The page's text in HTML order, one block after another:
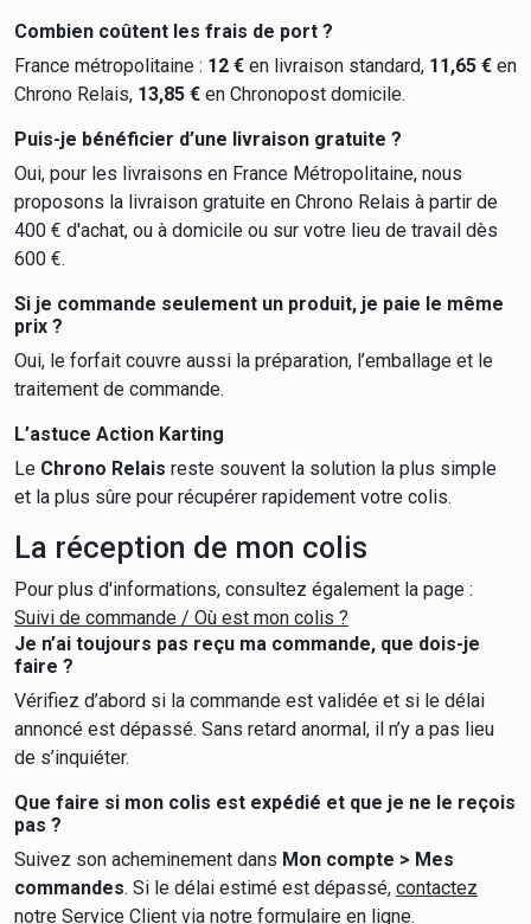
Combien coûtent les frais de port ?
France métropolitaine : 12 € en livraison standard, 11,65 € en
Chrono Relais, 13,85 € en Chronopost domicile.
Puis-je bénéficier d’une livraison gratuite ?
Oui, pour les livraisons en France Métropolitaine, nous
proposons la livraison gratuite en Chrono Relais à partir de
400 € d'achat, ou à domicile ou sur votre lieu de travail dès
600 €.
Si je commande seulement un produit, je paie le même
prix ?
Oui, le forfait couvre aussi la préparation, l’emballage et le
traitement de commande.
L’astuce Action Karting
Le Chrono Relais reste souvent la solution la plus simple
et la plus sûre pour récupérer rapidement votre colis.
La réception de mon colis
Pour plus d'informations, consultez également la page :
Suivi de commande / Où est mon colis ?
Je n’ai toujours pas reçu ma commande, que dois-je
faire ?
Vérifiez d’abord si la commande est validée et si le délai
annoncé est dépassé. Sans retard anormal, il n’y a pas lieu
de s’inquiéter.
Que faire si mon colis est expédié et que je ne le reçois
pas ?
Suivez son acheminement dans Mon compte > Mes
commandes. Si le délai estimé est dépassé, contactez
notre Service Client via notre formulaire en ligne.